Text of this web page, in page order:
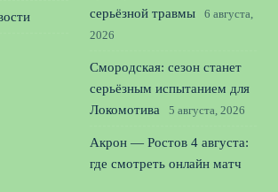
серьёзной травмы
6 августа,
2026
Смородская: сезон станет
серьёзным испытанием для
Локомотива
5 августа, 2026
Акрон — Ростов 4 августа:
где смотреть онлайн матч